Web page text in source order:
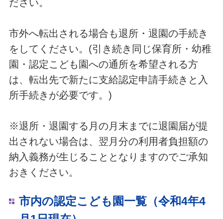
ださい。
市外へ転出される場合も退所・退園の手続き
をしてください。(引き続き同じ保育所・幼稚
園・認定こども園への通所を希望される方
は、転出先で新たに支給認定申請手続きと入
所手続きが必要です。)
※退所・退園する月の月末までに退園届が提
出されない場合は、翌月分の利用者負担額の
納入義務が生じることとなりますのでご承知
おきください。
市内の認定こども園一覧（令和4年4